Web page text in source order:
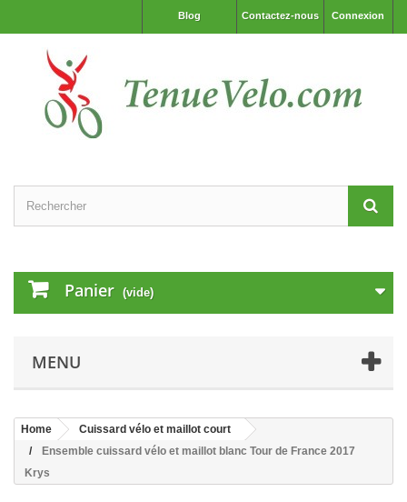
Connexion
Contactez-nous
Blog
Panier (vide)
MENU
Home
Cuissard vélo et maillot court
Ensemble cuissard vélo et maillot blanc Tour de France 2017
Krys